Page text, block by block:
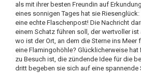
als mit ihrer besten Freundin auf
eines sonnigen Tages hat sie
eine echte Flaschenpost! Die Nachricht
einem Schatz führen soll, der wertvoller ist
wo ist der Ort, an dem die Sterne ins
eine Flamingohöhle? Glücklicherweise hat
zu Besuch ist, die zündende Idee für die
dritt begeben sie sich auf eine spannende